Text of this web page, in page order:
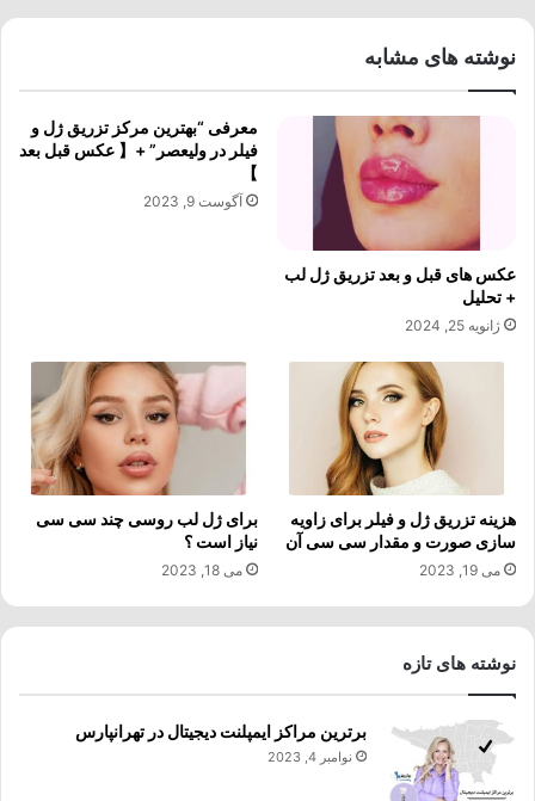
نوشته های مشابه
عکس های قبل و بعد تزریق ژل لب
+ تحلیل
ژانویه 25, 2024
معرفی “بهترین مرکز تزریق ژل و
فیلر در ولیعصر” +【 عکس قبل بعد
】
آگوست 9, 2023
هزینه تزریق ژل و فیلر برای زاویه
سازی صورت و مقدار سی سی آن
می 19, 2023
برای ژل لب روسی چند سی سی
نیاز است ؟
می 18, 2023
نوشته های تازه
برترین مراکز ایمپلنت دیجیتال در تهرانپارس
نوامبر 4, 2023